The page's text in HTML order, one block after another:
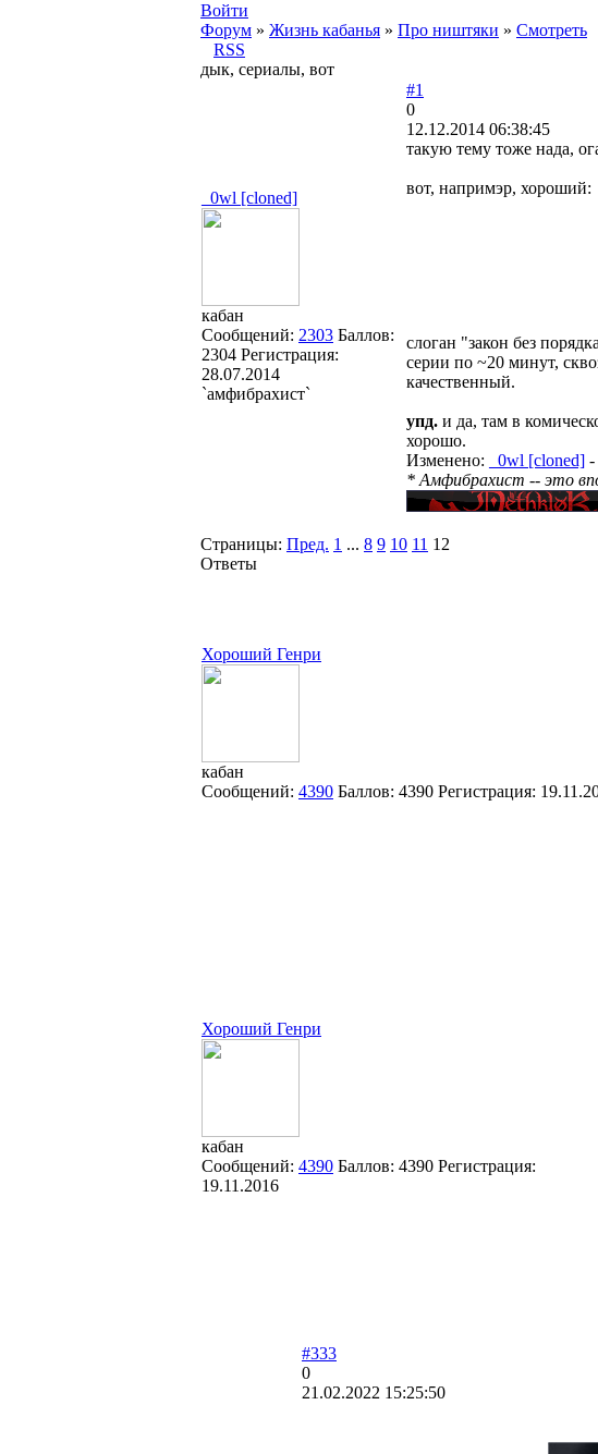
Войти
Форум » Жизнь кабанья » Про ништяки » Смотреть
RSS
дык, сериалы, вот
_0wl [cloned]
кабан
Сообщений: 2303 Баллов:
2304 Регистрация:
28.07.2014
`амфибрахист`
#1
0
12.12.2014 06:38:45
такую тему тоже нада,
вот, напримэр, хороший:
слоган "закон без
серии по ~20 минут,
качественный.
упд. и да, там в
хорошо.
Изменено:
_0wl [cloned] -
* Амфибрахист -- это
Страницы: Пред. 1 ... 8 9 10 11 12
Ответы
Хороший Генри
кабан
Сообщений: 4390 Баллов: 4390 Регистрация:
Хороший Генри
кабан
Сообщений: 4390 Баллов: 4390 Регистрация:
19.11.2016
#333
0
21.02.2022 15:25:50